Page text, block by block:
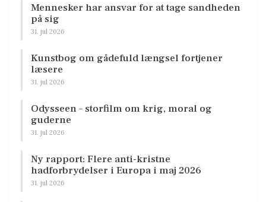
Mennesker har ansvar for at tage sandheden
på sig
31. jul 2026
Kunstbog om gådefuld længsel fortjener
læsere
31. jul 2026
Odysseen – storfilm om krig, moral og
guderne
31. jul 2026
Ny rapport: Flere anti-kristne
hadforbrydelser i Europa i maj 2026
31. jul 2026